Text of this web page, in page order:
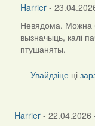
Harrier -
In
reply
to
Burry
Невядома. Можна
вызначыць, калі
птушаняты.
Увайдзіце ці
Harrier- 22.04.2026